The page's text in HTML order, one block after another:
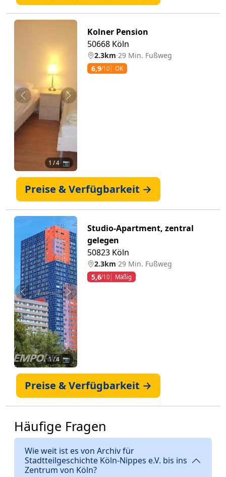
Zurück Weiter
1 / 4 📷
Kolner Pension
50668 Köln
2.3km·29 Min. Fußweg
6,9/10 OK
Preise & Verfügbarkeit →
Zurück Weiter
1/ 4 📷
Studio-Apartment, zentral
gelegen
50823 Köln
2.3km·29 Min. Fußweg
5,6/10 Mäßig
Preise & Verfügbarkeit →
Häufige Fragen
Wie weit ist es von Archiv für
Stadtteilgeschichte Köln-Nippes e.V. bis ins
Zentrum von Köln?